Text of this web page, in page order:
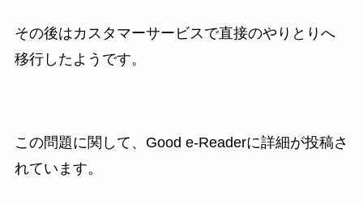
その後はカスタマーサービスで直接のやりとりへ
移行したようです。
この問題に関して、Good e-Readerに詳細が投稿さ
れています。